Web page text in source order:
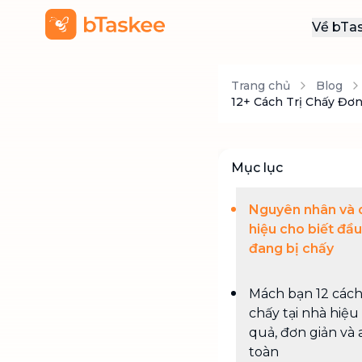
Về
Trang chủ Blog
12+ Cách Trị Chấy
Mục lục
Nguyên nhân và
hiệu cho biết đầu
đang bị chấy
Mách bạn 12
chấy tại nhà hiệu
quả, đơn giản và
toàn